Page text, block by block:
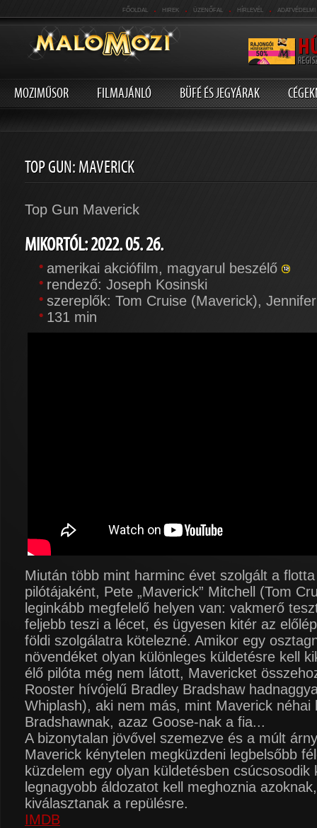
FŐOLDAL . HIREK . ÜZENŐFAL . HÍRLEVÉL . ADATVÉDELMI
MOZIMŰSOR FILMAJÁNLÓ BÜFÉ ÉS JEGYÁRAK
TOP GUN: MAVERICK
Top Gun Maverick
MIKORTÓL: 2022. 05. 26.
amerikai akciófilm, magyarul beszélő
rendező: Joseph Kosinski
szereplők: Tom Cruise (Maverick),
131 min
Miután több mint harminc évet szolgált a
pilótájaként, Pete „Maverick” Mitchell (Tom
leginkább megfelelő helyen van: vakmerő
feljebb teszi a lécet, és ügyesen kitér az
földi szolgálatra kötelezné. Amikor egy
növendéket olyan különleges küldetésre kell
élő pilóta még nem látott, Mavericket
Rooster hívójelű Bradley Bradshaw
Whiplash), aki nem más, mint Maverick néhai
Bradshawnak, azaz Goose-nak a fia...
A bizonytalan jövővel szemezve és a múlt
Maverick kénytelen megküzdeni legbelsőbb
küzdelem egy olyan küldetésben csúcsosodik
legnagyobb áldozatot kell meghoznia
kiválasztanak a repülésre.
IMDB